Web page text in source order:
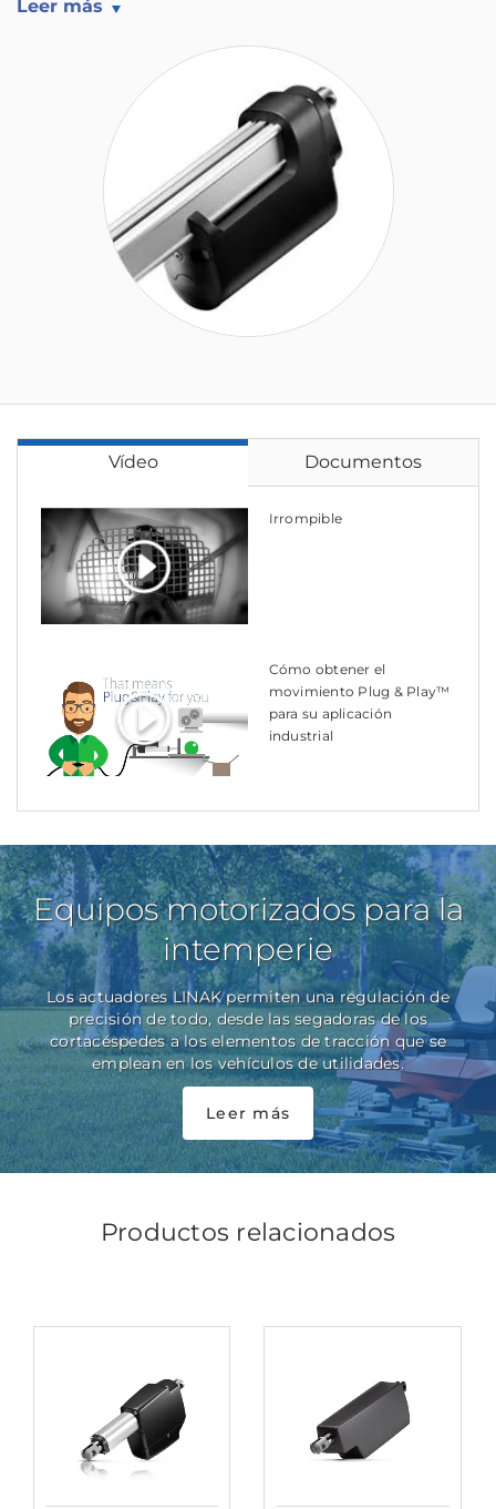
Leer más
Vídeo Documentos
Irrompible
Cómo obtener el
movimiento Plug & Play™
para su aplicación
industrial
Equipos motorizados para la
intemperie
Los actuadores LINAK permiten una regulación de
precisión de todo, desde las segadoras de los
cortacéspedes a los elementos de tracción que se
emplean en los vehículos de utilidades.
Leer más
Productos relacionados